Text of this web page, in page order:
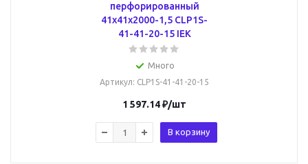
перфорированный
41х41х2000-1,5 CLP1S-
41-41-20-15 IEK
Много
Артикул: CLP1S-41-41-20-15
1 597.14₽/шт
В корзину